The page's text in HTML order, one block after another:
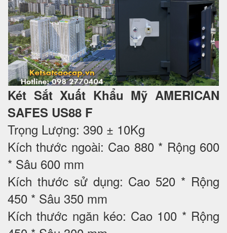
Két Sắt Xuất Khẩu Mỹ AMERICAN
SAFES US88 F
Trọng Lượng: 390 ± 10Kg
Kích thước ngoài: Cao 880 * Rộng 600
* Sâu 600 mm
Kích thước sử dụng: Cao 520 * Rộng
450 * Sâu 350 mm
Kích thước ngăn kéo: Cao 100 * Rộng